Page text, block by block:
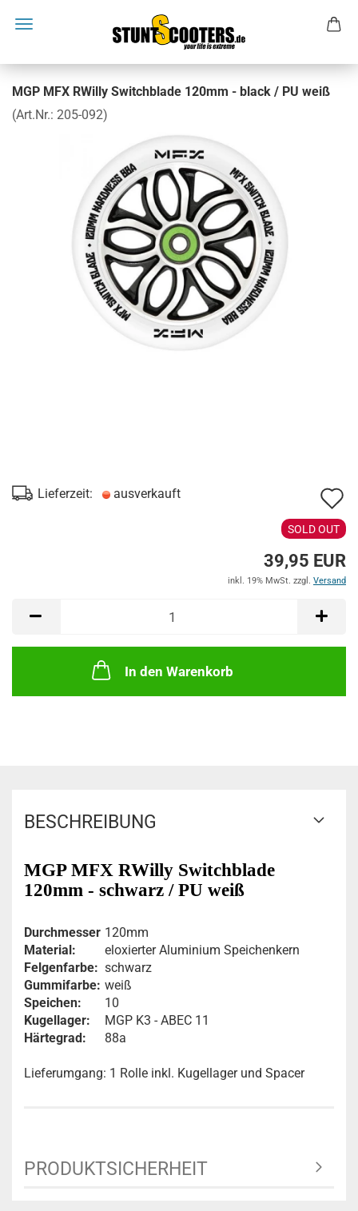
MGP MFX RWilly Switchblade 120mm - black / PU weiß
(Art.Nr.: 205-092)
Lieferzeit: ausverkauft
SOLD OUT
39,95 EUR
inkl. 19% MwSt. zzgl. Versand
In den Warenkorb
BESCHREIBUNG
MGP MFX RWilly Switchblade
120mm - schwarz / PU weiß
Durchmesser
Material:
Felgenfarbe:
Gummifarbe:
Speichen:
Kugellager:
Härtegrad:
120mm
eloxierter Aluminium Speichenkern
schwarz
weiß
10
MGP K3 - ABEC 11
88a
Lieferumgang: 1 Rolle inkl. Kugellager und Spacer
PRODUKTSICHERHEIT